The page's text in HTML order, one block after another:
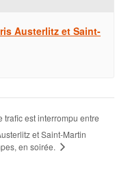
Austerlitz et Saint-
trafic est interrompu entre
et Saint-Martin
en soirée.